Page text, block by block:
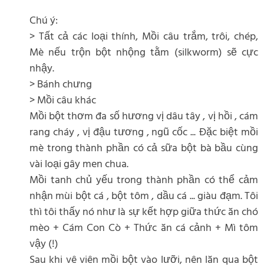
Chú ý:
> Tất cả các loại thính, Mồi câu trắm, trôi, chép,
Mè nếu trộn bột nhộng tằm (silkworm) sẽ cực
nhậy.
> Bánh chưng
> Mồi câu khác
Mồi bột thơm đa số hương vị dâu tây , vị hồi , cám
rang cháy , vị đậu tương , ngũ cốc ... Đặc biệt mồi
mè trong thành phần có cả sữa bột bà bầu cùng
vài loại gây men chua.
Mồi tanh chủ yếu trong thành phần có thể cảm
nhận mùi bột cá , bột tôm , dầu cá ... giàu đạm. Tôi
thì tôi thấy nó như là sự kết hợp giữa thức ăn chó
mèo + Cám Con Cò + Thức ăn cá cảnh + Mì tôm
vậy (!)
Sau khi vê viên mồi bột vào lưỡi, nên lăn qua bột